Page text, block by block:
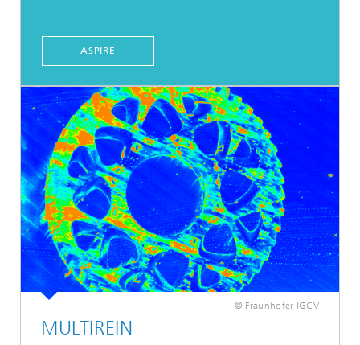
ASPIRE
© Fraunhofer IGCV
MULTIREIN